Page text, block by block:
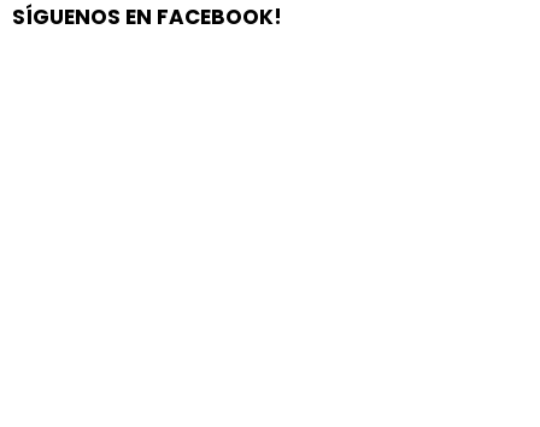
SÍGUENOS EN FACEBOOK!